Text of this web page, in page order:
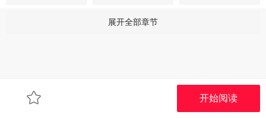
第14話
第22話
开始阅读
展开全部章节